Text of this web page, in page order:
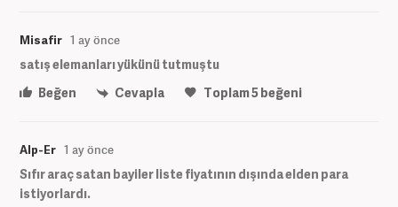
Misafir 1 ay önce
satış elemanları yükünü tutmuştu
Beğen
Cevapla Toplam5beğeni
Alp-Er 1 ay önce
Sıfır araç satan bayiler liste fiyatının dışında elden para
istiyorlardı.